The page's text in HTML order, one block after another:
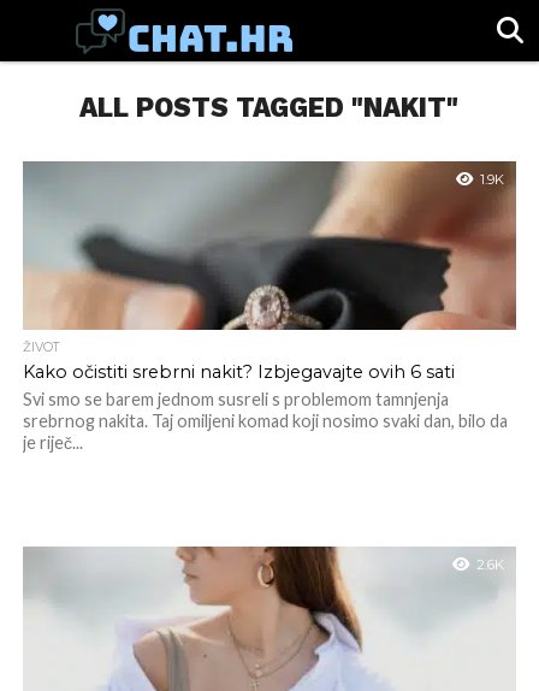
CHAT.HR
ZABAVA
ŽIVOT
VIRALNO
ALL POSTS TAGGED "NAKIT"
1.9K
ŽIVOT
Kako očistiti srebrni nakit? Izbjegavajte ovih 6 sati
Svi smo se barem jednom susreli s problemom tamnjenja
srebrnog nakita. Taj omiljeni komad koji nosimo svaki dan, bilo da
je riječ...
2.6K